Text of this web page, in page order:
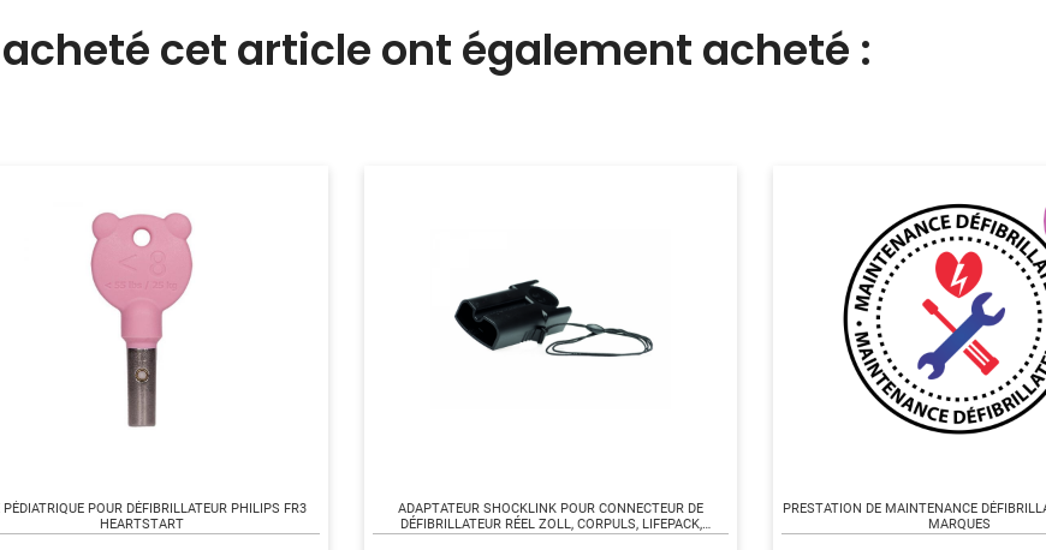
cet article ont également acheté :
PÉDIATRIQUE POUR DÉFIBRILLATEUR PHILIPS FR3
HEARTSTART
ADAPTATEUR SHOCKLINK POUR CONNECTEUR DE
DÉFIBRILLATEUR RÉEL ZOLL, CORPULS, LIFEPACK,
MINDRAY, SCHILLER
PRESTATION DE MAINTENANCE
MARQUES